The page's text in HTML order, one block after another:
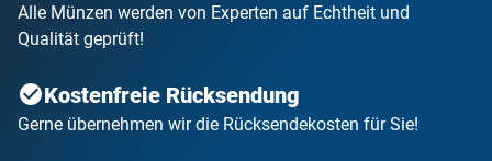
Alle Münzen werden von Experten auf Echtheit und
Qualität geprüft!
Kostenfreie Rücksendung
Gerne übernehmen wir die Rücksendekosten für Sie!